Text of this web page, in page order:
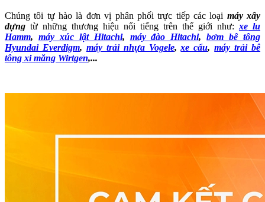
Chúng tôi tự hào là đơn vị phân phối trực tiếp các loại máy xây
dựng từ những thương hiệu nổi tiếng trên thế giới như: xe lu
Hamm, máy xúc lật Hitachi, máy đào Hitachi,bơm bê tông
Hyundai Everdigm, máy trải nhựa Vogele,xe cẩu,máy trải bê
tông xi măng Wirtgen,...